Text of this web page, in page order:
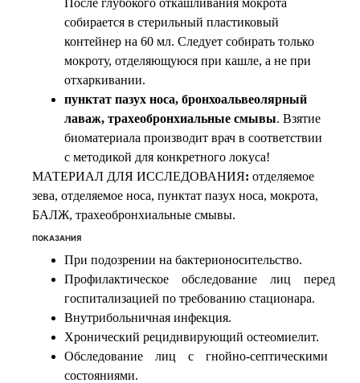
После глубокого откашливания мокрота
собирается в стерильный пластиковый
контейнер на 60 мл. Следует собирать только
мокроту, отделяющуюся при кашле, а не при
отхаркивании.
пунктат пазух носа, бронхоальвеолярный
лаваж, трахеобронхиальные смывы. Взятие
биоматериала производит врач в соответствии
с методикой для конкретного локуса!
МАТЕРИАЛ ДЛЯ ИССЛЕДОВАНИЯ: отделяемое
зева, отделяемое носа, пунктат пазух носа, мокрота,
БАЛЖ, трахеобронхиальные смывы.
ПОКАЗАНИЯ
При подозрении на бактерионосительство.
Профилактическое обследование лиц перед
госпитализацией по требованию стационара.
Внутрибольничная инфекция.
Хронический рецидивирующий остеомиелит.
Обследование лиц с гнойно-септическими
состояниями.